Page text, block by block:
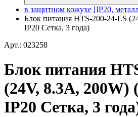
в защитном кожухе [IP20,
Блок питания HTS-200-24-LS
IP20 Сетка, 3 года)
Арт.: 023258
Блок питания
(24V, 8.3A,
IP20 Сетка, 3